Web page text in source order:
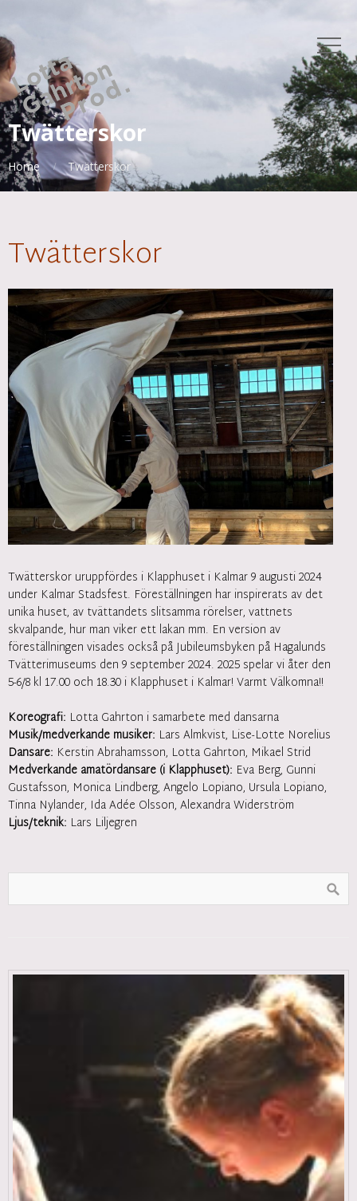
Twätterskor
Home Twätterskor
Twätterskor
Twätterskor uruppfördes i Klapphuset i Kalmar 9 augusti 2024
under Kalmar Stadsfest. Föreställningen har inspirerats av det
unika huset, av tvättandets slitsamma rörelser, vattnets
skvalpande, hur man viker ett lakan mm. En version av
föreställningen visades också på Jubileumsbyken på Hagalunds
Tvätterimuseums den 9 september 2024. 2025 spelar vi åter den
5-6/8 kl 17.00 och 18.30 i Klapphuset i Kalmar! Varmt Välkomna!!
Koreografi: Lotta Gahrton i samarbete med dansarna
Musik/medverkande musiker: Lars Almkvist, Lise-Lotte Norelius
Dansare: Kerstin Abrahamsson, Lotta Gahrton, Mikael Strid
Medverkande amatördansare (i Klapphuset): Eva Berg, Gunni
Gustafsson, Monica Lindberg, Angelo Lopiano, Ursula Lopiano,
Tinna Nylander, Ida Adée Olsson, Alexandra Widerström
Ljus/teknik: Lars Liljegren